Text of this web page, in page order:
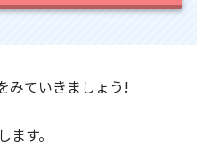
みていきましょう!
す。